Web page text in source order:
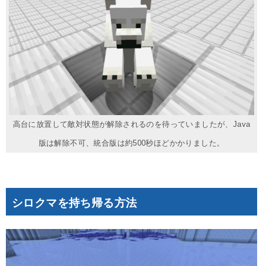
高台に放置して敵対状態が解除されるのを待っていましたが、Java
版は解除不可、統合版は約500秒ほどかかりました。
シロクマを持ち帰る方法